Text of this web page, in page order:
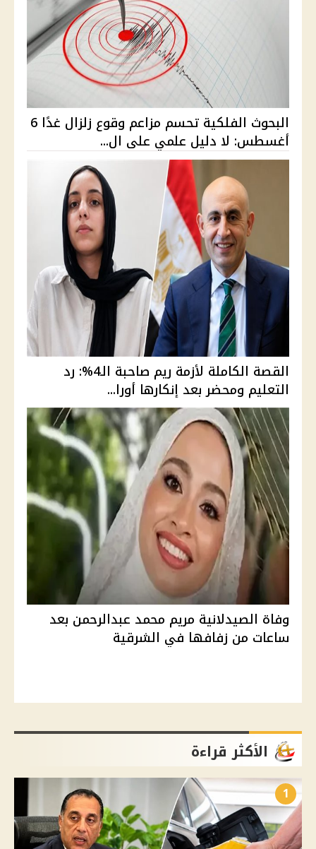
البحوث الفلكية تحسم مزاعم وقوع زلزال غدًا 6
أغسطس: لا دليل علمي على ال...
القصة الكاملة لأزمة ريم صاحبة الـ4%: رد
التعليم ومحضر بعد إنكارها أورا...
وفاة الصيدلانية مريم محمد عبدالرحمن بعد
ساعات من زفافها في الشرقية
الأكثر قراءة
1